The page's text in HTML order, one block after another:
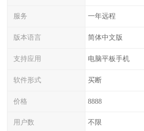
服务 一年远程
版本语言 简体中文版
支持应用 电脑平板手机
软件形式 买断
价格 8888
用户数 不限